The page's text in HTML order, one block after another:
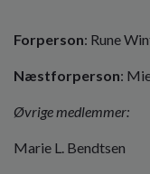
Forperson: Rune
Næstforperson:
Øvrige medlemmer:
Marie L. Bendtsen